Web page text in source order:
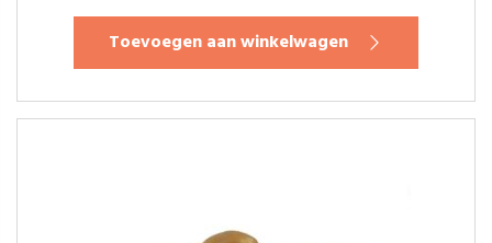
Toevoegen aan winkelwagen